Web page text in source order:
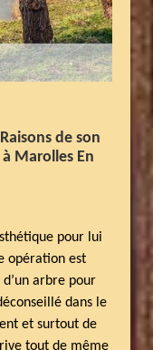
de son
Marolles En
pour lui
opération est
arbre pour
dans le
et surtout de
tout de même